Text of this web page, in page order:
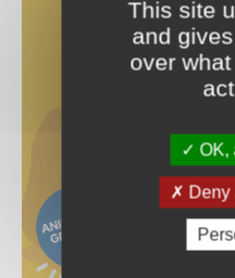
This site
and
over
OK,
Deny